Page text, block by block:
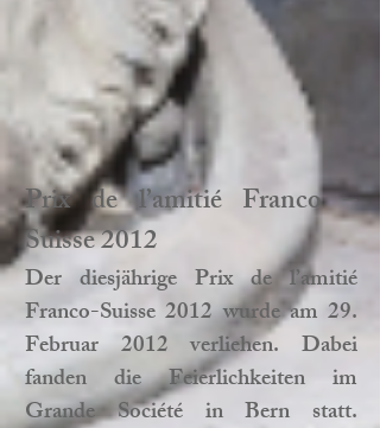
Prix de l’amitié Franco –
Suisse 2012
Der diesjährige Prix de l’amitié
Franco-Suisse 2012 wurde am 29.
Februar 2012 verliehen. Dabei
fanden die Feierlichkeiten im
Grande Société in Bern statt.